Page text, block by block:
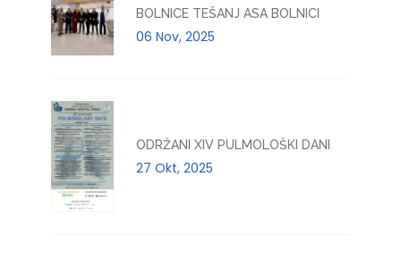
BOLNICE TEŠANJ ASA BOLNICI
06 Nov, 2025
ODRŽANI XIV PULMOLOŠKI DANI
27 Okt, 2025